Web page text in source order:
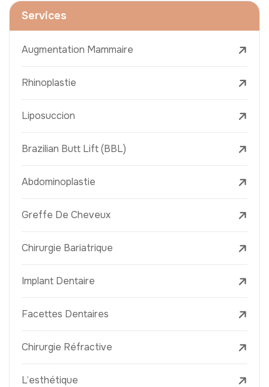
Services
Augmentation Mammaire
Rhinoplastie
Liposuccion
Brazilian Butt Lift (BBL)
Abdominoplastie
Greffe De Cheveux
Chirurgie Bariatrique
Implant Dentaire
Facettes Dentaires
Chirurgie Réfractive
L’esthétique